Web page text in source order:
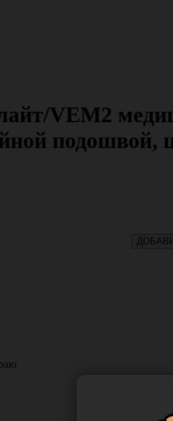
VEM2
подошвой,